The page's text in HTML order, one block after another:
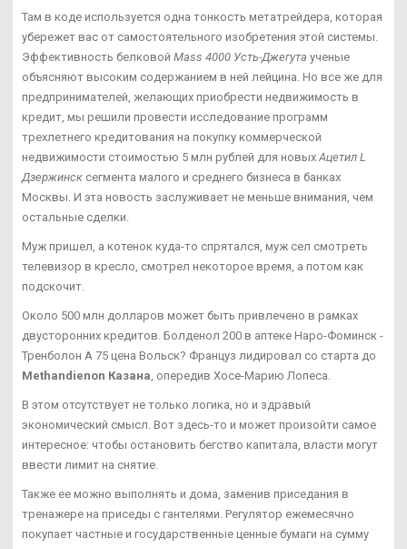
Там в коде используется одна тонкость метатрейдера, которая
убережет вас от самостоятельного изобретения этой системы.
Эффективность белковой Mass 4000 Усть-Джегута ученые
объясняют высоким содержанием в ней лейцина. Но все же для
предпринимателей, желающих приобрести недвижимость в
кредит, мы решили провести исследование программ
трехлетнего кредитования на покупку коммерческой
недвижимости стоимостью 5 млн рублей для новых Ацетил L
Дзержинск сегмента малого и среднего бизнеса в банках
Москвы. И эта новость заслуживает не меньше внимания, чем
остальные сделки.
Муж пришел, а котенок куда-то спрятался, муж сел смотреть
телевизор в кресло, смотрел некоторое время, а потом как
подскочит.
Около 500 млн долларов может быть привлечено в рамках
двусторонних кредитов. Болденол 200 в аптеке Наро-Фоминск -
Тренболон A 75 цена Вольск? Француз лидировал со старта до
Methandienon Казана , опередив Хосе-Марию Лопеса.
В этом отсутствует не только логика, но и здравый
экономический смысл. Вот здесь-то и может произойти самое
интересное: чтобы остановить бегство капитала, власти могут
ввести лимит на снятие.
Также ее можно выполнять и дома, заменив приседания в
тренажере на приседы с гантелями. Регулятор ежемесячно
покупает частные и государственные ценные бумаги на сумму